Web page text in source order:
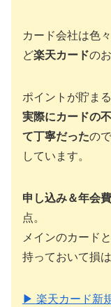
カード会社は色
ど楽天カードの
ポイントが貯ま
実際にカードの
て丁寧だったの
しています。
申し込み＆年会
点。
メインのカード
持っておいて損
▶ 楽天カード新